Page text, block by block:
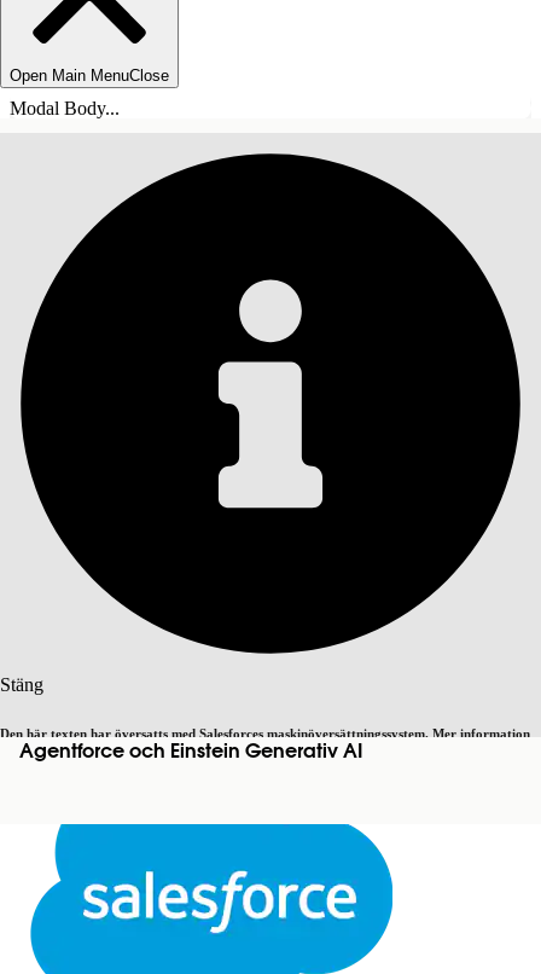
Open Main MenuClose
Modal Body...
Stäng
Den här texten har översatts med Salesforces maskinöversättningssystem. Mer information
. Byt till engelska Inte nu
StängStäng
Agentforce och Einstein Generativ AI
Innehållsförteckningar
INNEHÅLLSFÖRTECKNINGAR